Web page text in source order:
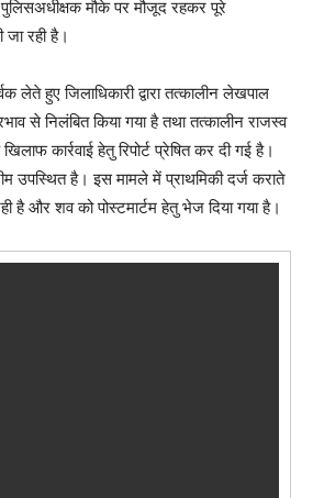
मौके पर मौजूद रहकर पूरे
रही है।
लेते हुए जिलाधिकारी द्वारा तत्कालीन लेखपाल
से निलंबित किया गया है तथा तत्कालीन राजस्व
कार्रवाई हेतु रिपोर्ट प्रेषित कर दी गई है।
उपस्थित है। इस मामले में प्राथमिकी दर्ज कराते
है और शव को पोस्टमार्टम हेतु भेज दिया गया है।